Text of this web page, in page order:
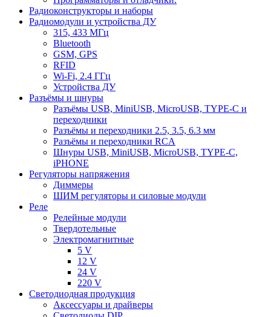
Радиоконструкторы и наборы
Радиомодули и устройства ДУ
315, 433 МГц
Bluetooth
GSM, GPS
RFID
Wi-Fi, 2.4 ГГц
Устройства ДУ
Разъёмы и шнуры
Разъёмы USB, MiniUSB, MicroUSB, TYPE-C и
переходники
Разъёмы и переходники 2.5, 3.5, 6.3 мм
Разъёмы и переходники RCA
Шнуры USB, MiniUSB, MicroUSB, TYPE-C,
iPHONE
Регуляторы напряжения
Диммеры
ШИМ регуляторы и силовые модули
Реле
Релейные модули
Твердотельные
Электромагнитные
5 V
12 V
24 V
220 V
Светодиодная продукция
Аксессуары и драйверы